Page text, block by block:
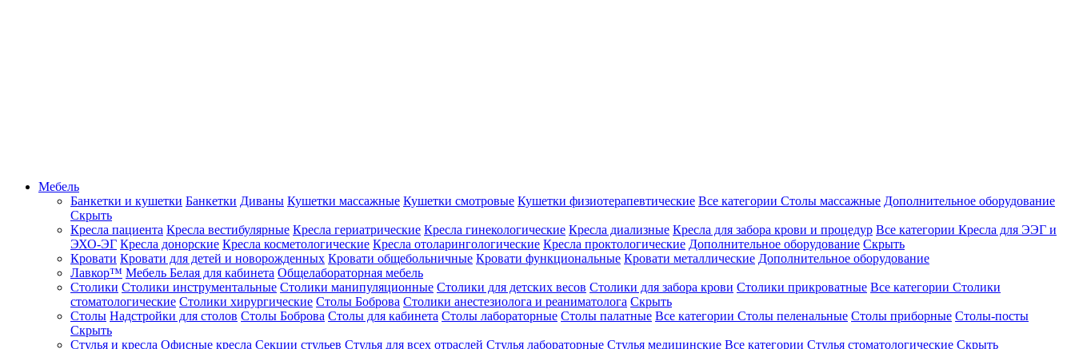
Мебель
Банкетки и кушетки Банкетки Диваны Кушетки массажные Кушетки смотровые Кушетки физиотерапевтические Все категории Столы массажные Дополнительное оборудование
Скрыть
Кресла пациента Кресла вестибулярные Кресла гериатрические Кресла гинекологические Кресла диализные Кресла для забора крови и процедур Все категории Кресла для ЭЭГ и
ЭХО-ЭГ Кресла донорские Кресла косметологические Кресла отоларингологические Кресла проктологические Дополнительное оборудование Скрыть
Кровати Кровати для детей и новорожденных Кровати общебольничные Кровати функциональные Кровати металлические Дополнительное оборудование
Лавкор™ Мебель Белая для кабинета Общелабораторная мебель
Столики Столики инструментальные Столики манипуляционные Столики для детских весов Столики для забора крови Столики прикроватные Все категории Столики
стоматологические Столики хирургические Столы Боброва Столики анестезиолога и реаниматолога Скрыть
Столы Надстройки для столов Столы Боброва Столы для кабинета Столы лабораторные Столы палатные Все категории Столы пеленальные Столы приборные Столы-посты
Скрыть
Стулья и кресла Офисные кресла Секции стульев Стулья для всех отраслей Стулья лабораторные Стулья медицинские Все категории Стулья стоматологические Скрыть